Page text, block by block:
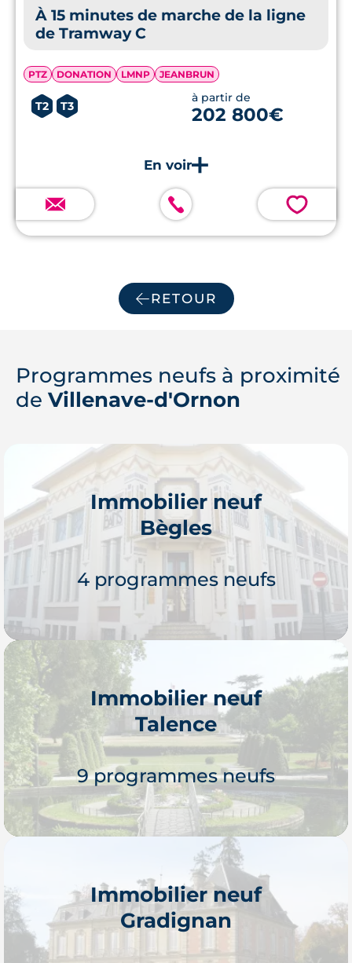
À 15 minutes de marche de la ligne
de Tramway C
PTZ DONATION LMNP JEANBRUN
T2 T3
à partir de
202 800€
💗
RETOUR
Programmes neufs à proximité
de Villenave-d'Ornon
Immobilier neuf
Bègles
4 programmes neufs
Je découvre
Immobilier neuf
Talence
9 programmes neufs
Je découvre
Immobilier neuf
Gradignan